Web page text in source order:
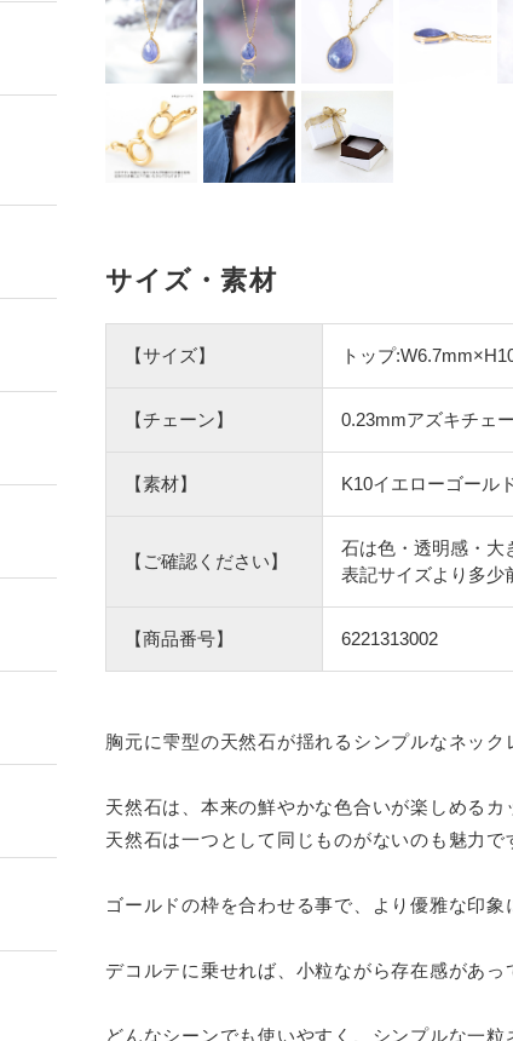
サイズ・素材
【サイズ】 トップ
【チェーン】 0.23mmアズキチェ
【素材】 K10イエローゴール
【ご確認ください】
石は色・透明感・大
表記サイズより多少
【商品番号】 6221313002
胸元に雫型の天然石が揺れるシンプルなネック
天然石は、本来の鮮やかな色合いが楽しめるカ
天然石は一つとして同じものがないのも魅力で
ゴールドの枠を合わせる事で、より優雅な印象
デコルテに乗せれば、小粒ながら存在感があ
どんなシーンでも使いやすく、シンプルな一